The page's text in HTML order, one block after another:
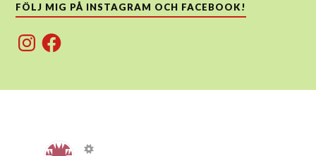
FÖLJ MIG PÅ INSTAGRAM OCH FACEBOOK!
InstagramFacebook